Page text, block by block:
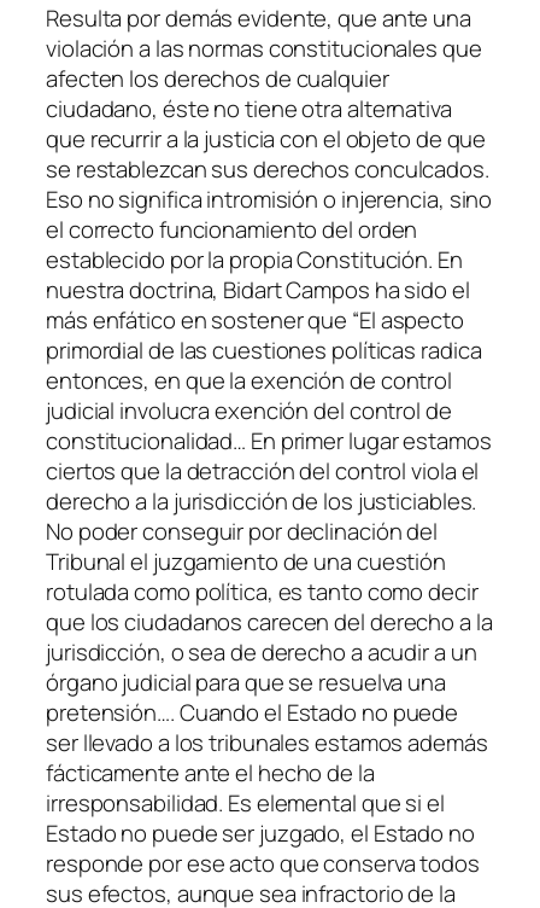
Resulta por demás evidente, que ante una
violación a las normas constitucionales que
afecten los derechos de cualquier
ciudadano, éste no tiene otra alternativa
que recurrir a la justicia con el objeto de que
se restablezcan sus derechos conculcados.
Eso no significa intromisión o injerencia, sino
el correcto funcionamiento del orden
establecido por la propia Constitución. En
nuestra doctrina, Bidart Campos ha sido el
más enfático en sostener que “El aspecto
primordial de las cuestiones políticas radica
entonces, en que la exención de control
judicial involucra exención del control de
constitucionalidad… En primer lugar estamos
ciertos que la detracción del control viola el
derecho a la jurisdicción de los justiciables.
No poder conseguir por declinación del
Tribunal el juzgamiento de una cuestión
rotulada como política, es tanto como decir
que los ciudadanos carecen del derecho a la
jurisdicción, o sea de derecho a acudir a un
órgano judicial para que se resuelva una
pretensión…. Cuando el Estado no puede
ser llevado a los tribunales estamos además
fácticamente ante el hecho de la
irresponsabilidad. Es elemental que si el
Estado no puede ser juzgado, el Estado no
responde por ese acto que conserva todos
sus efectos, aunque sea infractorio de la